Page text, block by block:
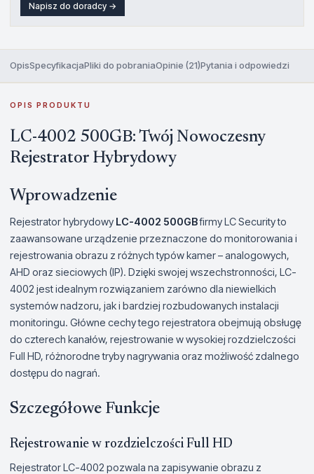
Napisz do doradcy →
OpisSpecyfikacjaPliki do pobraniaOpinie (21)Pytania i odpowiedzi
OPIS PRODUKTU
LC-4002 500GB: Twój Nowoczesny
Rejestrator Hybrydowy
Wprowadzenie
Rejestrator hybrydowy LC-4002 500GBfirmy LC Security to
zaawansowane urządzenie przeznaczone do monitorowania i
rejestrowania obrazu z różnych typów kamer – analogowych,
AHD oraz sieciowych (IP). Dzięki swojej wszechstronności, LC-
4002 jest idealnym rozwiązaniem zarówno dla niewielkich
systemów nadzoru, jak i bardziej rozbudowanych instalacji
monitoringu. Główne cechy tego rejestratora obejmują obsługę
do czterech kanałów, rejestrowanie w wysokiej rozdzielczości
Full HD, różnorodne tryby nagrywania oraz możliwość zdalnego
dostępu do nagrań.
Szczegółowe Funkcje
Rejestrowanie w rozdzielczości Full HD
Rejestrator LC-4002 pozwala na zapisywanie obrazu z